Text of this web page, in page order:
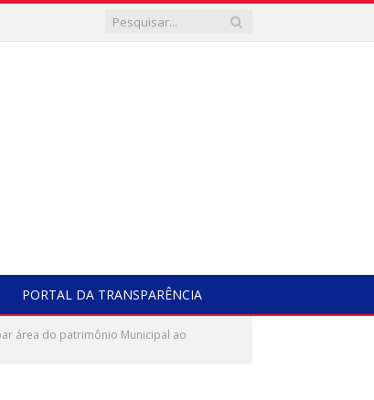
PORTAL DA TRANSPARÊNCIA
área do patrimônio Municipal ao